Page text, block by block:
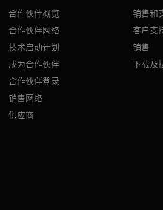
合作伙伴概览
合作伙伴网络
技术启动计划
成为合作伙伴
合作伙伴登录
销售网络
供应商
销售和
客户支
销售
下载及